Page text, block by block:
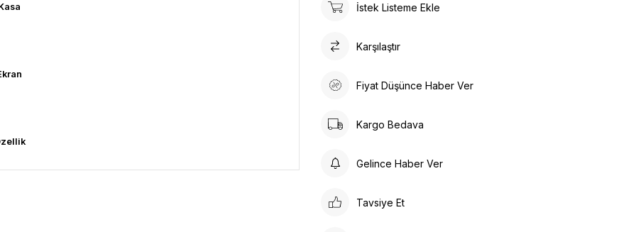
İstek Listeme Ekle
Karşılaştır
Fiyat Düşünce Haber Ver
Kargo Bedava
Gelince Haber Ver
Tavsiye Et